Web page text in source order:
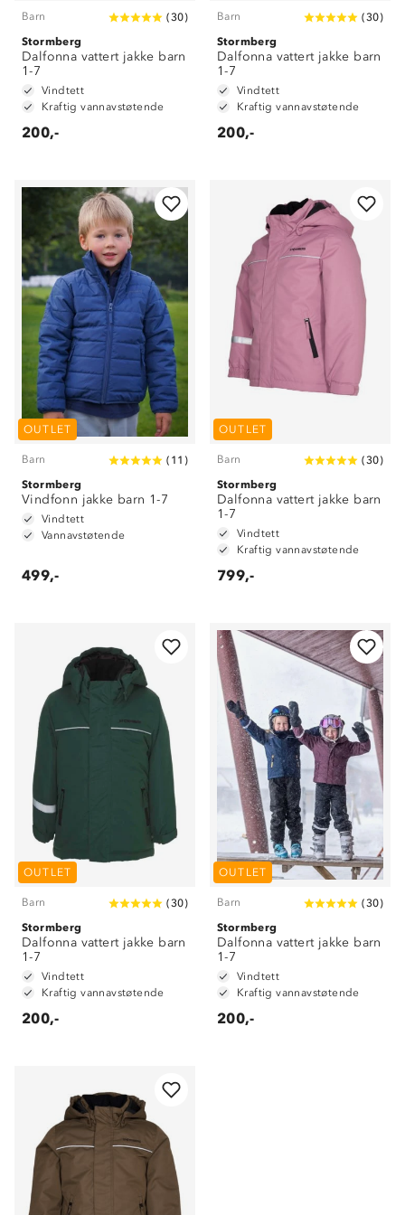
Barn (30)
Stormberg
Dalfonna vattert jakke barn
1-7
Vindtett
Kraftig vannavstøtende
200,-
Barn (30)
Stormberg
Dalfonna vattert jakke barn
1-7
Vindtett
Kraftig vannavstøtende
200,-
OUTLET
Barn ( 11 )
Stormberg
Vindfonn jakke barn 1-7
Vindtett
Vannavstøtende
499,-
OUTLET
Barn (30)
Stormberg
Dalfonna vattert jakke barn
1-7
Vindtett
Kraftig vannavstøtende
799,-
OUTLET
Barn (30)
Stormberg
Dalfonna vattert jakke barn
1-7
Vindtett
Kraftig vannavstøtende
200,-
OUTLET
Barn (30)
Stormberg
Dalfonna vattert jakke barn
1-7
Vindtett
Kraftig vannavstøtende
200,-